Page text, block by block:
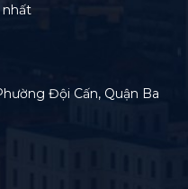
nhất
Đội Cấn, Quận Ba